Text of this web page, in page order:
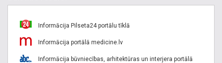
Informācija Pilseta24 portālu tīklā
Informācija portālā medicine.lv
Informācija būvniecības, arhitektūras un interjera portālā